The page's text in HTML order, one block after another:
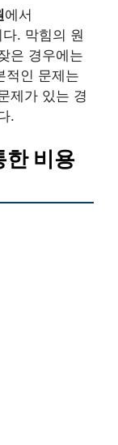
에서
. 막힘의 원
은 경우에는
적인 문제는
제가 있는 경
.
한 비용